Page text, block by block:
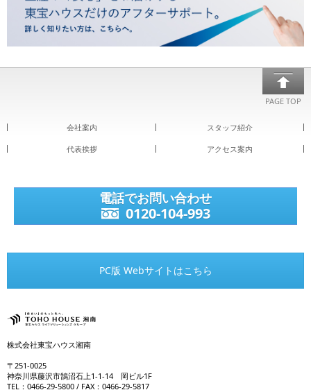
PAGE TOP
会社案内 スタッフ紹介
代表挨拶 アクセス案内
電話でお問い合わせ
0120-104-993
PC版 Webサイトはこちら
株式会社東宝ハウス湘南
〒251-0025
神奈川県藤沢市鵠沼石上1-1-14 岡ビル1F
TEL：0466-29-5800 / FAX：0466-29-5817